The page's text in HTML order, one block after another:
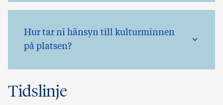
Hur tar ni hänsyn till kulturminnen
på platsen?
Tidslinje